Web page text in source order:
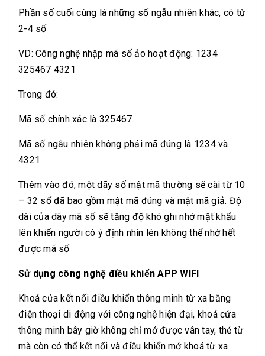
Phần số cuối cùng là những số ngẫu nhiên khác, có từ
2-4 số
VD: Công nghệ nhập mã số ảo hoạt động: 1234
325467 4321
Trong đó:
Mã số chính xác là 325467
Mã số ngẫu nhiên không phải mã đúng là 1234 và
4321
Thêm vào đó, một dãy số mật mã thường sẽ cài từ 10
– 32 số đã bao gồm mật mã đúng và mật mã giả. Độ
dài của dãy mã số sẽ tăng độ khó ghi nhớ mật khẩu
lên khiến người có ý định nhìn lén không thể nhớ hết
được mã số
Sử dụng công nghệ điều khiển APP WIFI
Khoá cửa kết nối điều khiển thông minh từ xa bằng
điện thoại di động với công nghệ hiện đại, khoá cửa
thông minh bây giờ không chỉ mở được vân tay, thẻ từ
mà còn có thể kết nối và điều khiển mở khoá từ xa